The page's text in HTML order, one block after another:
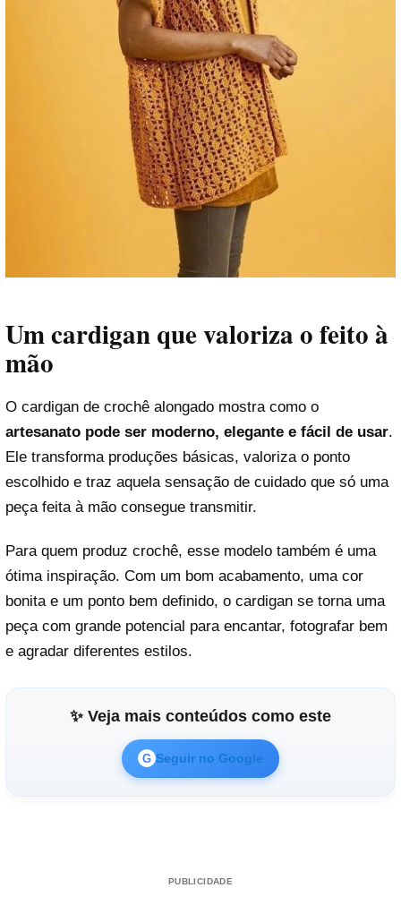
Um cardigan que valoriza o feito à
mão
O cardigan de crochê alongado mostra como o
artesanato pode ser moderno, elegante e fácil de usar.
Ele transforma produções básicas, valoriza o ponto
escolhido e traz aquela sensação de cuidado que só uma
peça feita à mão consegue transmitir.
Para quem produz crochê, esse modelo também é uma
ótima inspiração. Com um bom acabamento, uma cor
bonita e um ponto bem definido, o cardigan se torna uma
peça com grande potencial para encantar, fotografar bem
e agradar diferentes estilos.
✨ Veja mais conteúdos como este
G Seguir no Google
PUBLICIDADE